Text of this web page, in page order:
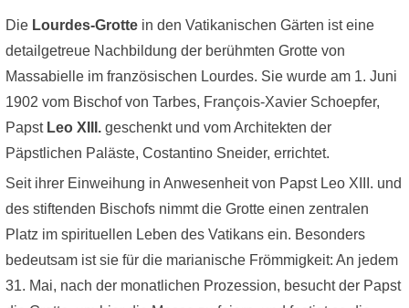
Die Lourdes-Grotte in den Vatikanischen Gärten ist eine
detailgetreue Nachbildung der berühmten Grotte von
Massabielle im französischen Lourdes. Sie wurde am 1. Juni
1902 vom Bischof von Tarbes, François-Xavier Schoepfer,
Papst Leo XIII. geschenkt und vom Architekten der
Päpstlichen Paläste, Costantino Sneider, errichtet.
Seit ihrer Einweihung in Anwesenheit von Papst Leo XIII. und
des stiftenden Bischofs nimmt die Grotte einen zentralen
Platz im spirituellen Leben des Vatikans ein. Besonders
bedeutsam ist sie für die marianische Frömmigkeit: An jedem
31. Mai, nach der monatlichen Prozession, besucht der Papst